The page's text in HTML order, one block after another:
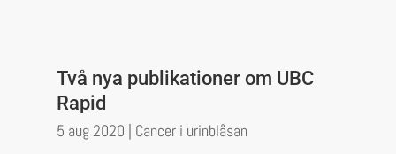
Två nya publikationer om UBC
Rapid
5 aug 2020 | Cancer i urinblåsan